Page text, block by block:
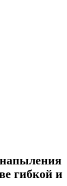
напыления
гибкой и